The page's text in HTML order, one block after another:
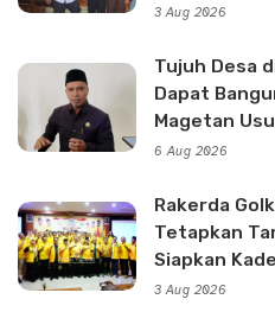
3 Aug 2026
Tujuh Desa
Dapat
Magetan
6 Aug 2026
Rakerda
Tetapkan
Siapkan
3 Aug 2026